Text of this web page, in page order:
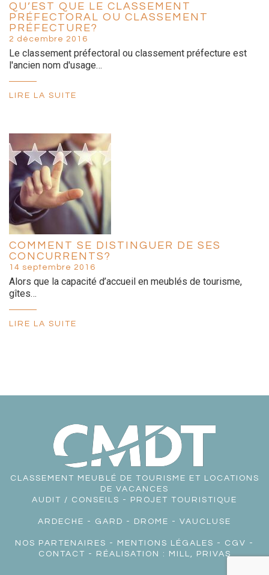
QU’EST QUE LE CLASSEMENT
PRÉFECTORAL OU CLASSEMENT
PRÉFECTURE?
2 décembre 2016
Le classement préfectoral ou classement préfecture est
l'ancien nom d'usage…
LIRE LA SUITE
COMMENT SE DISTINGUER DE SES
CONCURRENTS?
14 septembre 2016
Alors que la capacité d’accueil en meublés de tourisme,
gîtes…
LIRE LA SUITE
CLASSEMENT MEUBLÉ DE TOURISME ET LOCATIONS
DE VACANCES
AUDIT / CONSEILS - PROJET TOURISTIQUE
ARDECHE - GARD - DROME - VAUCLUSE
NOS PARTENAIRES - MENTIONS LÉGALES - CGV -
CONTACT - RÉALISATION : MILL, PRIVAS